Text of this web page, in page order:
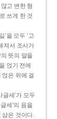
고 변한 형
쓰게 한 것
’을 모두 ‘고
져서 조사가
뜻의 말을
얹기 전에
얹은 위에 걸
글세’가 모두
세’의 음을
삼은 것이다.